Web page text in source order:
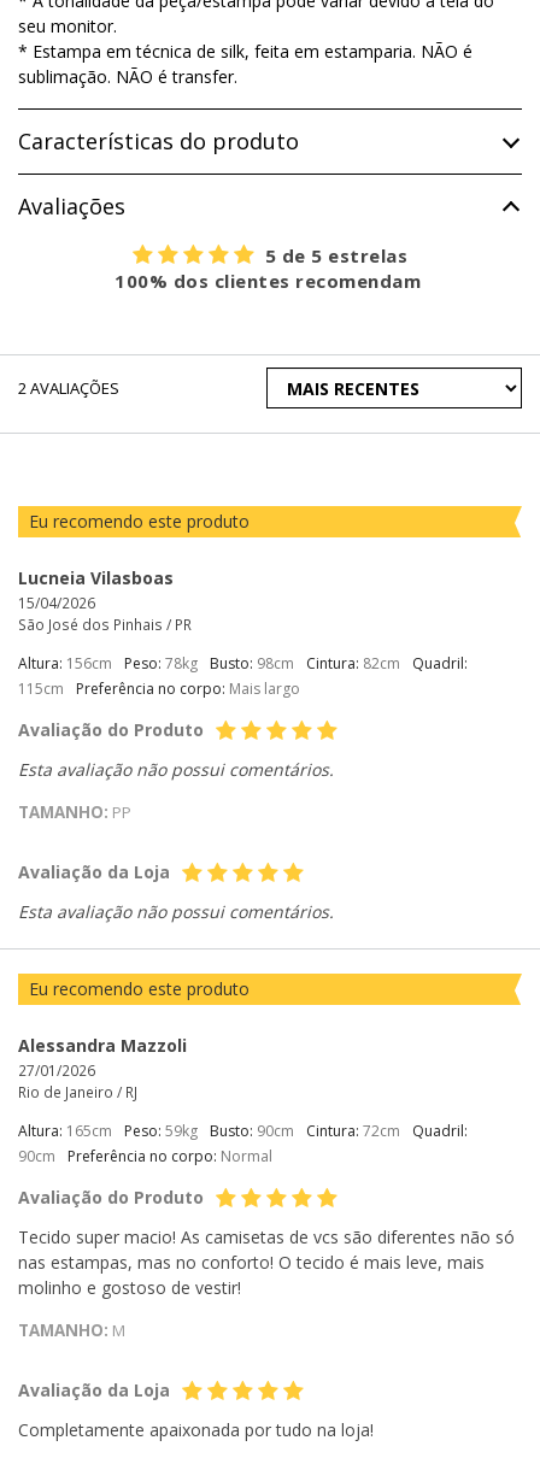
seu monitor.
* Estampa em técnica de silk, feita em estamparia. NÃO é
sublimação. NÃO é transfer.
Características do produto
Avaliações
5 de 5 estrelas
100% dos clientes recomendam
2AVALIAÇÕES
ORDENAR
AVALIAÇÕES
Eu recomendo este produto
Lucneia Vilasboas
15/04/2026
São José dos Pinhais / PR
Altura: 156cm Peso: 78kg Busto: 98cm Cintura: 82cm
Quadril:
115cm
Preferência no corpo: Mais largo
Avaliação do Produto
Esta avaliação não possui comentários.
TAMANHO: PP
Avaliação da Loja
Esta avaliação não possui comentários.
Eu recomendo este produto
Alessandra Mazzoli
27/01/2026
Rio de Janeiro / RJ
Altura: 165cm Peso: 59kg Busto: 90cm Cintura: 72cm
Quadril:
90cm
Preferência no corpo: Normal
Avaliação do Produto
Tecido super macio! As camisetas de vcs são diferentes não só
nas estampas, mas no conforto! O tecido é mais leve, mais
molinho e gostoso de vestir!
TAMANHO: M
Avaliação da Loja
Completamente apaixonada por tudo na loja!